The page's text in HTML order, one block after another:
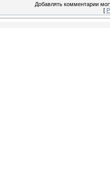
Добавлять комментарии
[